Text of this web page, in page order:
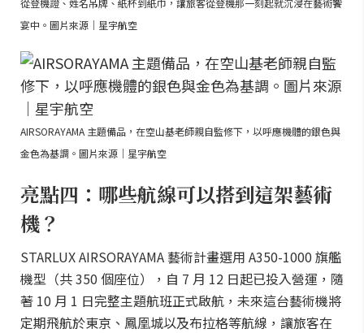
宴中。圖片來源｜星宇航空
AIRSORAYAMA 主題備品，在空山基老師親自監修下，以呼應機體的銀色與
金色為基調。圖片來源｜星宇航空
亮點四：哪些航線可以搭到這架藝術
機？
STARLUX AIRSORAYAMA 藝術計畫選用 A350-1000 旗艦
機型（共 350 個座位），自 7 月 12 日起已投入營運，隨
著 10 月 1 日完整主題航班正式啟航，未來這台藝術機將
定期飛航於東京、鳳凰城以及布拉格等航線，讓旅客在